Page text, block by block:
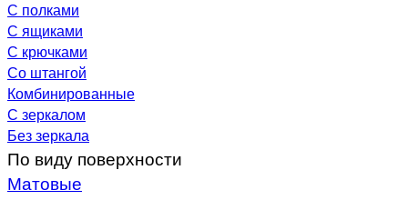
С полками
С ящиками
С крючками
Со штангой
Комбинированные
С зеркалом
Без зеркала
По виду поверхности
Матовые